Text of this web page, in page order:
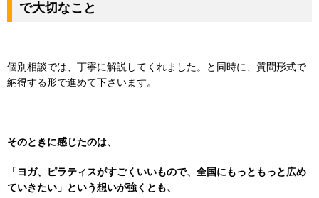
で大切なこと
個別相談では、丁寧に解説してくれました。と同時に、質問形式で
納得する形で進めて下さいます。
そのときに感じたのは、
「ヨガ、ピラティスがすごくいいもので、全国にもっともっと広め
ていきたい」 という想いが強くとも、